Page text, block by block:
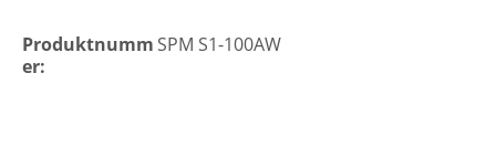
Produktnumm
er:
SPM S1-100AW